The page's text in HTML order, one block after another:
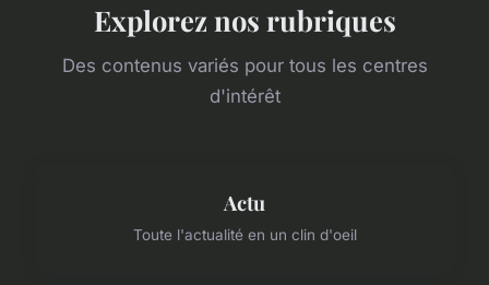
Explorez nos rubriques
Des contenus variés pour tous les centres
d'intérêt
Actu
Toute l'actualité en un clin d'oeil